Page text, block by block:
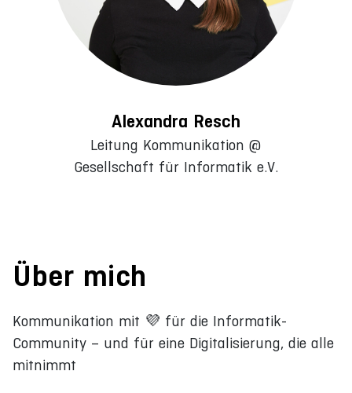
Alexandra Resch
Leitung Kommunikation @
Gesellschaft für Informatik e.V.
Über mich
Kommunikation mit 💜 für die Informatik-
Community – und für eine Digitalisierung, die alle
mitnimmt